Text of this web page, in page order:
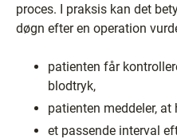
proces. I praksis kan det
døgn efter en operation
patienten får
blodtryk,
patienten meddeler, at
et passende interval